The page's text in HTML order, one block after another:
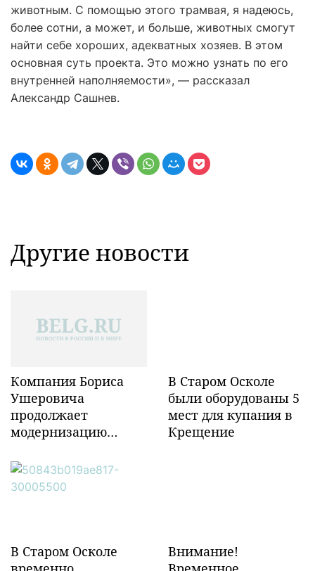
животным. С помощью этого трамвая, я надеюсь,
более сотни, а может, и больше, животных смогут
найти себе хороших, адекватных хозяев. В этом
основная суть проекта. Это можно узнать по его
внутренней наполняемости», — рассказал
Александр Сашнев.
Другие новости
Компания Бориса
Ушеровича
продолжает
модернизацию
инфраструктуры в
Забайкалье
В Старом Осколе
были оборудованы 5
мест для купания в
Крещение
В Старом Осколе
Внимание!